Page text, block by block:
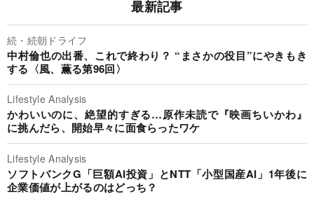
最新記事
続・続朝ドライフ
中村倫也の出番、これで終わり？ “まさかの役目”にやきもき
する〈風、薫る第96回〉
Lifestyle Analysis
かわいいのに、絶望的すぎる…原作未読で『映画ちいかわ』
に挑んだら、開始早々に面食らったワケ
Lifestyle Analysis
ソフトバンクG「巨額AI投資」とNTT「小型国産AI」1年後に
企業価値が上がるのはどっち？